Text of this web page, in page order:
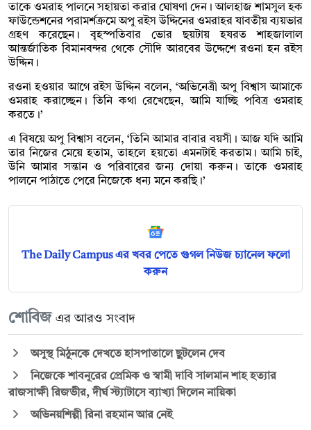
তাকে ওমরাহ পালনে সহায়তা করার ঘোষণা দেন। আলহাজ শামসুল হক
ফাউন্ডেশনের পরামর্শক্রমে অপু রইস উদ্দিনের ওমরাহর যাবতীয় ব্যয়ভার
গ্রহণ করেছেন। বৃহস্পতিবার ভোর ছয়টায় হযরত শাহজালাল
আন্তর্জাতিক বিমানবন্দর থেকে সৌদি আরবের উদ্দেশে রওনা হন রইস
উদ্দিন।
রওনা হওয়ার আগে রইস উদ্দিন বলেন, ‘অভিনেত্রী অপু বিশ্বাস আমাকে
ওমরাহ করাচ্ছেন। তিনি কথা রেখেছেন, আমি যাচ্ছি পবিত্র ওমরাহ
করতে।’
এ বিষয়ে অপু বিশ্বাস বলেন, ‘তিনি আমার বাবার বয়সী। আজ যদি আমি
তার নিজের মেয়ে হতাম, তাহলে হয়তো এমনটাই করতাম। আমি চাই,
উনি আমার সন্তান ও পরিবারের জন্য দোয়া করুন। তাকে ওমরাহ
পালনে পাঠাতে পেরে নিজেকে ধন্য মনে করছি।’
The Daily Campus এর খবর পেতে গুগল নিউজ চ্যানেল ফলো
করুন
শোবিজ এর আরও সংবাদ
অসুস্থ মিঠুনকে দেখতে হাসপাতালে ছুটলেন দেব
নিজেকে শাবনূরের প্রেমিক ও স্বামী দাবি সালমান শাহ হত্যার
রাজসাক্ষী রিজভীর, দীর্ঘ স্ট্যাটাসে ব্যাখ্যা দিলেন নায়িকা
অভিনয়শিল্পী রিনা রহমান আর নেই